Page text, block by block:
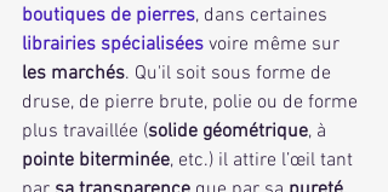
boutiques de pierres, dans certaines
librairies spécialisées voire même sur
les marchés. Qu'il soit sous forme de
druse, de pierre brute, polie ou de forme
plus travaillée (solide géométrique, à
pointe biterminée, etc.) il attire l’œil tant